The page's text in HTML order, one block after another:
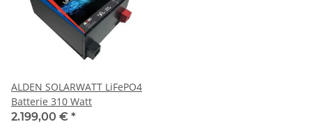
ALDEN SOLARWATT LiFePO4
Batterie 310 Watt
2.199,00 € *